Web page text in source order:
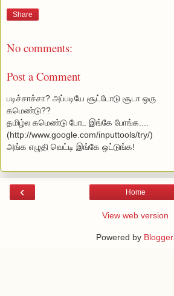
Share
No comments:
Post a Comment
படிச்சாச்சா? அப்படியே சூட்டோடு சூடா ஒரு
கமெண்டு??
தமிழ்ல கமெண்டு போட இங்கே போங்க....
(http://www.google.com/inputtools/try/)
அங்க எழுதி வெட்டி இங்கே ஒட்டுங்க!
‹ Home
View web version
Powered by Blogger.